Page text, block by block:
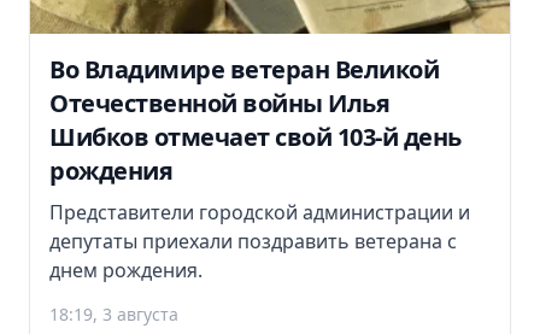
Во Владимире ветеран Великой
Отечественной войны Илья
Шибков отмечает свой 103-й день
рождения
Представители городской администрации и
депутаты приехали поздравить ветерана с
днем рождения.
18:19, 3 августа